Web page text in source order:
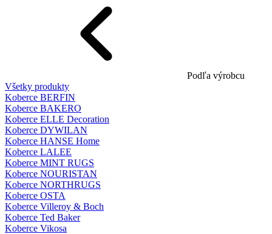
Podľa výrobcu
Všetky produkty
Koberce BERFIN
Koberce BAKERO
Koberce ELLE Decoration
Koberce DYWILAN
Koberce HANSE Home
Koberce LALEE
Koberce MINT RUGS
Koberce NOURISTAN
Koberce NORTHRUGS
Koberce OSTA
Koberce Villeroy & Boch
Koberce Ted Baker
Koberce Vikosa